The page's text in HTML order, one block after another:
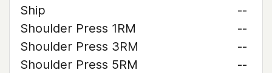
Ship
--
Shoulder Press 1RM
--
Shoulder Press 3RM
--
Shoulder Press 5RM
--